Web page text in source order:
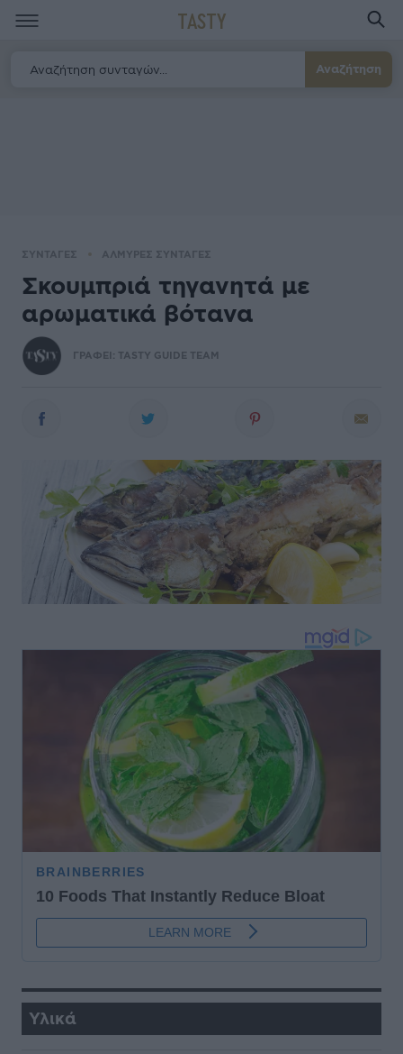
TASTY
Αναζήτηση
ΣΥΝΤΑΓΕΣ ΑΛΜΥΡΕΣ ΣΥΝΤΑΓΕΣ
Σκουμπριά τηγανητά με
αρωματικά βότανα
ΓΡΑΦΕΙ: TASTY GUIDE TEAM
Υλικά